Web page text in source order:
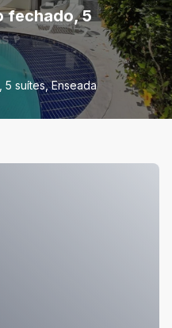
fechado, 5
suítes, Enseada